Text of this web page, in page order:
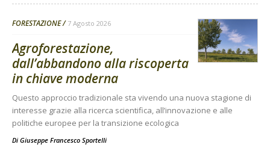
FORESTAZIONE 7 Agosto 2026
Agroforestazione,
dall’abbandono alla riscoperta
in chiave moderna
Questo approccio tradizionale sta vivendo una nuova stagione di
interesse grazie alla ricerca scientifica, all’innovazione e alle
politiche europee per la transizione ecologica
Di Giuseppe Francesco Sportelli